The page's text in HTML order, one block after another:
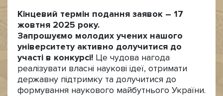
Кінцевий термін подання заявок – 17
жовтня 2025 року.
Запрошуємо молодих учених нашого
університету активно долучитися до
участі в конкурсі! Це чудова нагода
реалізувати власні наукові ідеї, отримати
державну підтримку та долучитися до
формування наукового майбутнього України.